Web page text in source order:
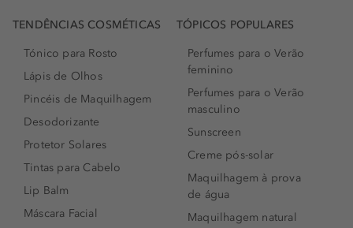
TENDÊNCIAS COSMÉTICAS
Tónico para Rosto
Lápis de Olhos
Pincéis de Maquilhagem
Desodorizante
Protetor Solares
Tintas para Cabelo
Lip Balm
Máscara Facial
TÓPICOS POPULARES
Perfumes para o Verão
feminino
Perfumes para o Verão
masculino
Sunscreen
Creme pós-solar
Maquilhagem à prova
de água
Maquilhagem natural